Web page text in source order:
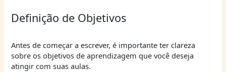
Definição de Objetivos
Antes de começar a escrever, é importante ter clareza
sobre os objetivos de aprendizagem que você deseja
atingir com suas aulas.